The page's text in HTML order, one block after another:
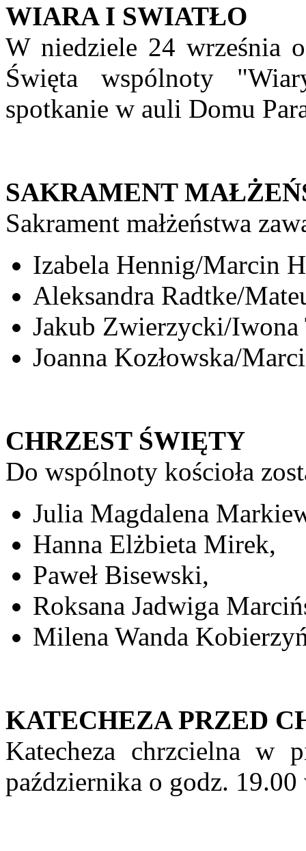
WIARA I SWIATŁO
W niedziele 24 września
Święta wspólnoty
spotkanie w auli Domu
SAKRAMENT
Sakrament małżeństwa
Izabela Hennig/Marcin
Aleksandra Radtke/
Jakub Zwierzycki/Iwona
Joanna Kozłowska/
CHRZEST ŚWIĘTY
Do wspólnoty kościoła
Julia Magdalena
Hanna Elżbieta Mirek,
Paweł Bisewski,
Roksana Jadwiga
Milena Wanda
KATECHEZA PRZED
Katecheza chrzcielna
października o godz. 19.00